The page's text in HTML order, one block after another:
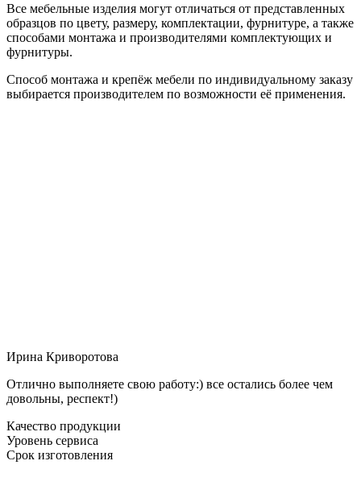
Все мебельные изделия могут отличаться от представленных
образцов по цвету, размеру, комплектации, фурнитуре, а также
способами монтажа и производителями комплектующих и
фурнитуры.
Способ монтажа и крепёж мебели по индивидуальному заказу
выбирается производителем по возможности её применения.
Ирина Криворотова
Отлично выполняете свою работу:) все остались более чем
довольны, респект!)
Качество продукции
Уровень сервиса
Срок изготовления